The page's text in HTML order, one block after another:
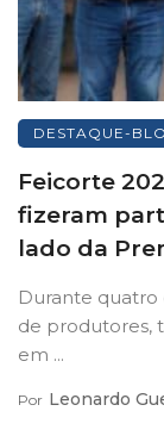
DESTAQUE-
Feicorte
fizeram
lado da
Durante quatro
de produtores,
em ...
Por Leonardo